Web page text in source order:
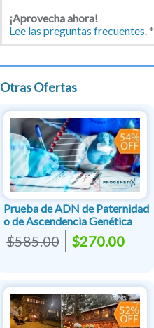
¡Aprovecha ahora!
Lee las preguntas frecuentes.*
Otras Ofertas
Prueba de ADN de Paternidad
o de Ascendencia Genética
$585.00 $270.00